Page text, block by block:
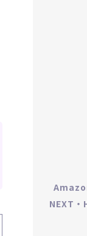
NEXT・